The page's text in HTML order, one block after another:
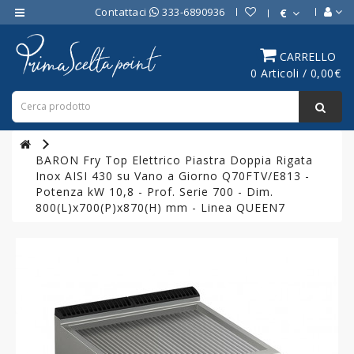
Contattaci 333-6890936 €
CARRELLO
0 Articoli / 0,00€
Category
ATTREZZATURE
BAR
ATTREZZATURE
PROFESSIONALI
CUCINA
PROFESSIONALI
BARON Fry Top Elettrico Piastra Doppia Rigata
Inox AISI 430 su Vano a Giorno Q70FTV/E813 -
Potenza kW 10,8 - Prof. Serie 700 - Dim.
800(L)x700(P)x870(H) mm - Linea QUEEN7